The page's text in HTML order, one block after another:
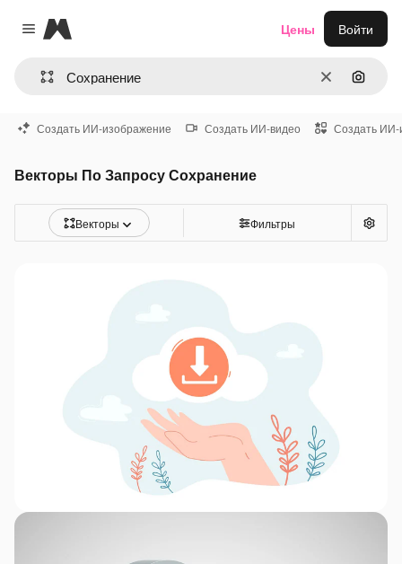
Close menu
Magnific
ОчиститьПоиск
Цены Войти
Создать ИИ-изображение Создать ИИ-видео Создать ИИ-
Векторы По Запросу Сохранение
Векторы Фильтры